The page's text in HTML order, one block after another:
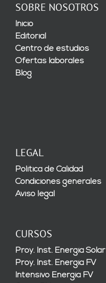
SOBRE NOSOTROS
Inicio
Editorial
Centro de estudios
Ofertas laborales
Blog
LEGAL
Política de Calidad
Condiciones generales
Aviso legal
CURSOS
Proy. Inst. Energía Solar
Proy. Inst. Energía FV
Intensivo Energía FV